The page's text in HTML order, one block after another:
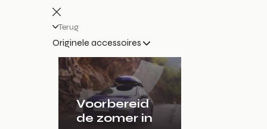
Terug
Originele accessoires
Voorbereid
de zomer in